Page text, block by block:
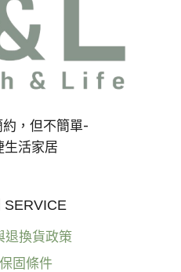
，但不簡單-
生活家居
SERVICE
退換貨政策
固條件